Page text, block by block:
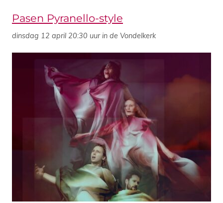
Pasen Pyranello-style
dinsdag 12 april 20:30 uur in de Vondelkerk